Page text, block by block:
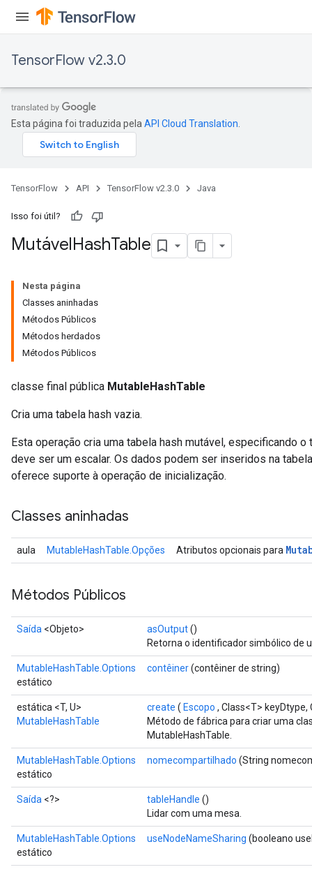
TensorFlow v2.3.0
Esta página foi traduzida pela API Cloud Translation
TensorFlow API TensorFlow v2.3.0 Java
Isso foi útil?
MutávelHashTable
Nesta página
Classes aninhadas
Métodos Públicos
Métodos herdados
Métodos Públicos
classe final pública MutableHashTable
Cria uma tabela hash vazia.
Esta operação cria uma tabela hash mutável, especificando
deve ser um escalar. Os dados podem ser inseridos na
oferece suporte à operação de inicialização.
Classes aninhadas
aula MutableHashTable.Opções Atributos opcionais para
Métodos Públicos
Saída <Objeto> asOutput()
Retorna o identificador simbólico de
MutableHashTable.Options
estático
contêiner(contêiner de string)
estática <T, U>
MutableHashTable
create ( Escopo , Class<T>
Método de fábrica para criar uma
MutableHashTable.
MutableHashTable.Options
estático
nomecompartilhado (String
Saída <?> tableHandle ()
Lidar com uma mesa.
MutableHashTable.Options
estático
useNodeNameSharing (booleano